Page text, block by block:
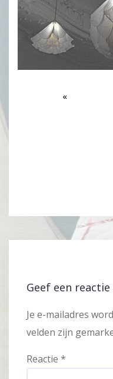
Geef een reactie
Je e-mailadres
velden zijn
Reactie *